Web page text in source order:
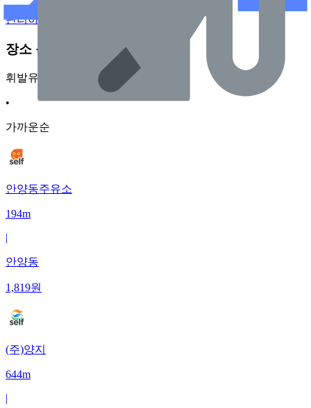
관리하기
장소 근처 주유소
휘발유
•
가까운순
안양동주유소
194m
|
안양동
1,819원
(주)양지
644m
|